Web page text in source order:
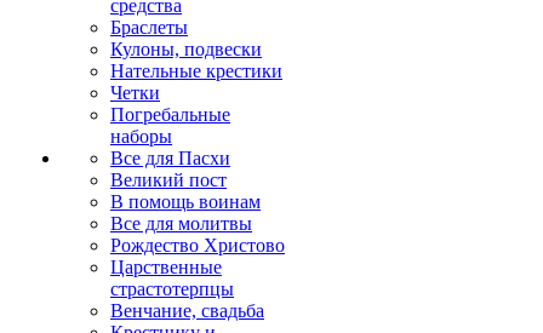
средства
Браслеты
Кулоны, подвески
Нательные крестики
Четки
Погребальные
наборы
Все для Пасхи
Великий пост
В помощь воинам
Все для молитвы
Рождество Христово
Царственные
страстотерпцы
Венчание, свадьба